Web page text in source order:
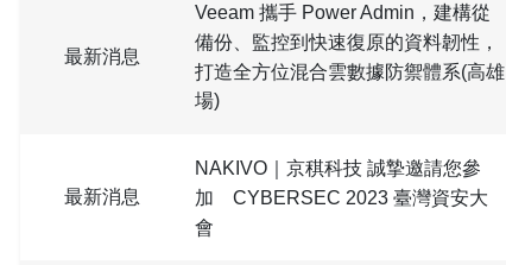
最新消息
Veeam 攜手 Power Admin，建構從
備份、監控到快速復原的資料韌性，
打造全方位混合雲數據防禦體系(高雄
場)
最新消息
NAKIVO｜京稘科技 誠摯邀請您參
加 CYBERSEC 2023 臺灣資安大
會